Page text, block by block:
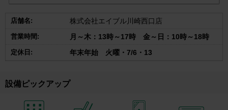
店舗名: 株式会社エイブル川崎西口店
営業時間: 月～木：13時～17時 金～日：10時～18時
定休日: 年末年始 火曜・7/6・13
設備ピックアップ